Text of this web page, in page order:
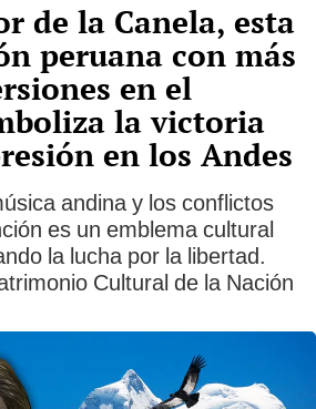
de la Canela, esta
peruana con más
en el
la victoria
en los Andes
andina y los conflictos
es un emblema cultural
la lucha por la libertad.
Cultural de la Nación